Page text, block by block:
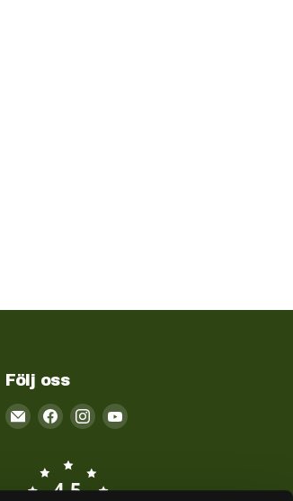
Följ oss
Email
4.5